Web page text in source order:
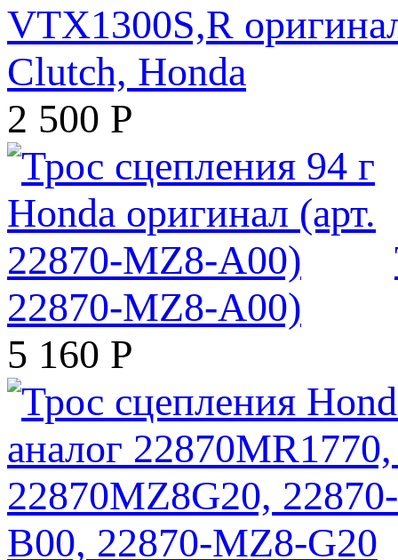
VTX1300S,R
Clutch, Honda
2 500 Р
22870-MZ8-A00)
5 160 Р